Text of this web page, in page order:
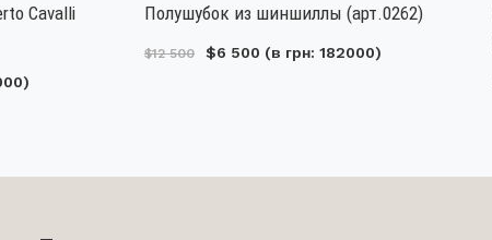
Cavalli
Полушубок из шиншиллы (арт.0262)
$12 500 $6 500 (в грн: 182000)